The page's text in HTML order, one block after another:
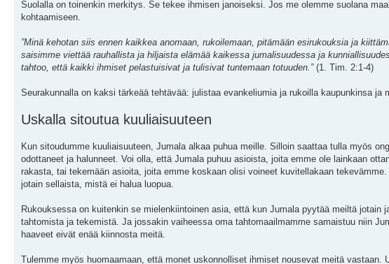
Suolalla on toinenkin merkitys. Se tekee ihmisen janoiseksi. Jos me olemme suolana
kohtaamiseen.
”Minä kehotan siis ennen kaikkea anomaan, rukoilemaan, pitämään esirukouksia ja
saisimme viettää rauhallista ja hiljaista elämää kaikessa jumalisuudessa ja
tahtoo, että kaikki ihmiset pelastuisivat ja tulisivat tuntemaan totuuden.”(1. Tim. 2:1-4)
Seurakunnalla on kaksi tärkeää tehtävää: julistaa evankeliumia ja rukoilla kaupunkinsa ja
Uskalla sitoutua kuuliaisuuteen
Kun sitoudumme kuuliaisuuteen, Jumala alkaa puhua meille. Silloin saattaa tulla myös
odottaneet ja halunneet. Voi olla, että Jumala puhuu asioista, joita emme ole lainkaan
rakasta, tai tekemään asioita, joita emme koskaan olisi voineet kuvitellakaan
jotain sellaista, mistä ei halua luopua.
Rukouksessa on kuitenkin se mielenkiintoinen asia, että kun Jumala pyytää meiltä
tahtomista ja tekemistä. Ja jossakin vaiheessa oma tahtomaailmamme samaistuu niin
haaveet eivät enää kiinnosta meitä.
Tulemme myös huomaamaan, että monet uskonnolliset ihmiset nousevat meitä